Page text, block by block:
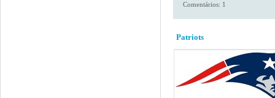
Comentários: 1
Patriots